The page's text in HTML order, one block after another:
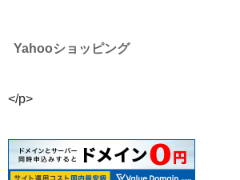
Yahooショッピング
</p>